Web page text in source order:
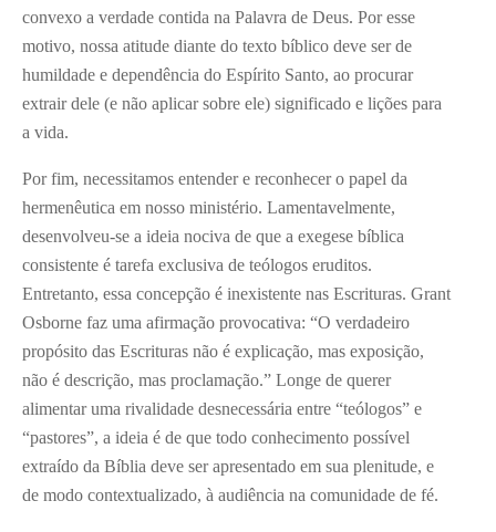
convexo a verdade contida na Palavra de Deus. Por esse
motivo, nossa atitude diante do texto bíblico deve ser de
humildade e dependência do Espírito Santo, ao procurar
extrair dele (e não aplicar sobre ele) significado e lições para
a vida.
Por fim, necessitamos entender e reconhecer o papel da
hermenêutica em nosso ministério. Lamentavelmente,
desenvolveu-se a ideia nociva de que a exegese bíblica
consistente é tarefa exclusiva de teólogos eruditos.
Entretanto, essa concepção é inexistente nas Escrituras. Grant
Osborne faz uma afirmação provocativa: “O verdadeiro
propósito das Escrituras não é explicação, mas exposição,
não é descrição, mas proclamação.” Longe de querer
alimentar uma rivalidade desnecessária entre “teólogos” e
“pastores”, a ideia é de que todo conhecimento possível
extraído da Bíblia deve ser apresentado em sua plenitude, e
de modo contextualizado, à audiência na comunidade de fé.